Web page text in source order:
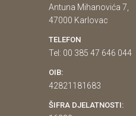
Antuna Mihanovića 7,
47000 Karlovac
TELEFON
Tel: 00 385 47 646 044
OIB:
42821181683
ŠIFRA DJELATNOSTI: